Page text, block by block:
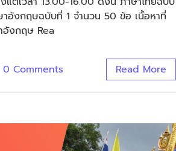
อังกฤษฉบับที่ 1 จำนวน 50 ข้อ เนื้อหาที่
อังกฤษ Rea
0 Comments Read More